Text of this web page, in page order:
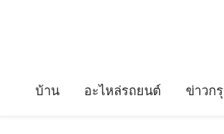
บ้าน อะไหล่รถยนต์ ข่าวก